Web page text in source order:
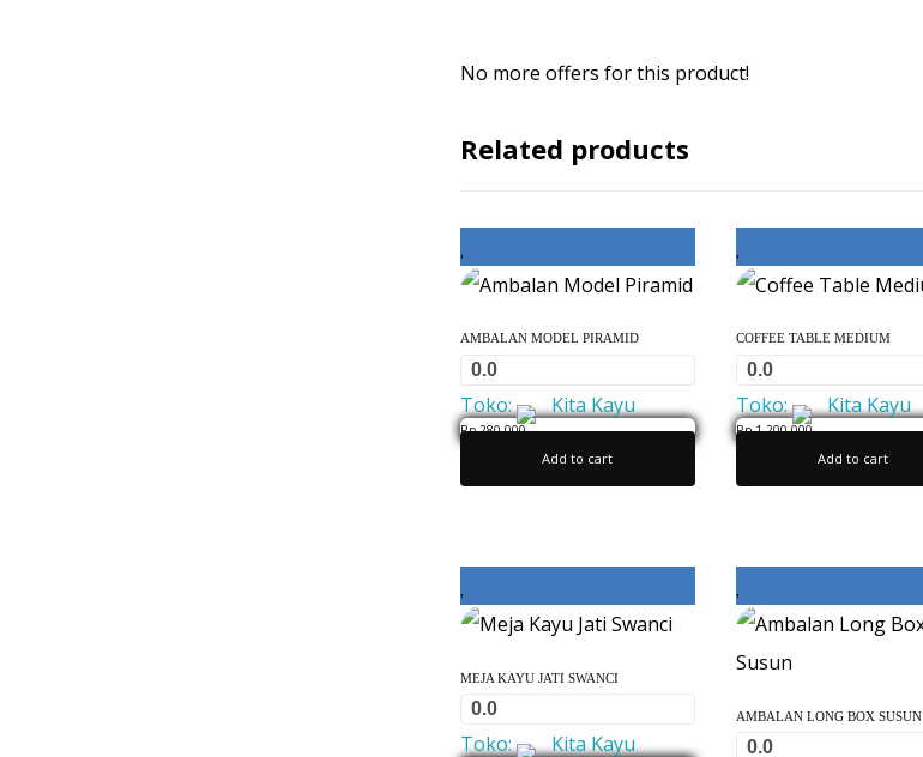
No more offers for this product!
Related products
AMBALAN MODEL PIRAMID
0.0
Toko: Kita Kayu
f
Rp280,000
Add to cart
COFFEE TABLE MEDIUM
0.0
Toko: Kita Kayu
f
Rp1,200,000
Add to cart
MEJA KAYU JATI SWANCI
0.0
Toko: Kita Kayu
AMBALAN LONG BOX SUSUN
0.0